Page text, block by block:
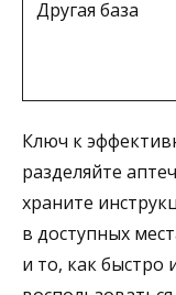
Другая база
Ключ к
разделяйте
храните
в доступных
и то, как быстро